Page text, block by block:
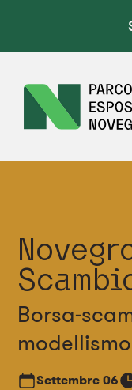
Borsa-
d’epoca.
Settembre06